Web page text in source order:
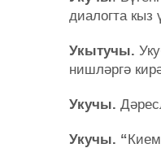
диалогта
Укытучы.
нишләргә
Укучы.
Укучы. “